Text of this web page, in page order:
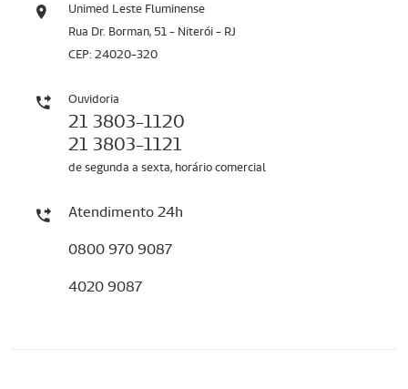
Unimed Leste Fluminense
Rua Dr. Borman, 51 - Niterói - RJ
CEP: 24020-320
Ouvidoria
21 3803-1120
21 3803-1121
de segunda a sexta, horário comercial
Atendimento 24h
0800 970 9087
4020 9087